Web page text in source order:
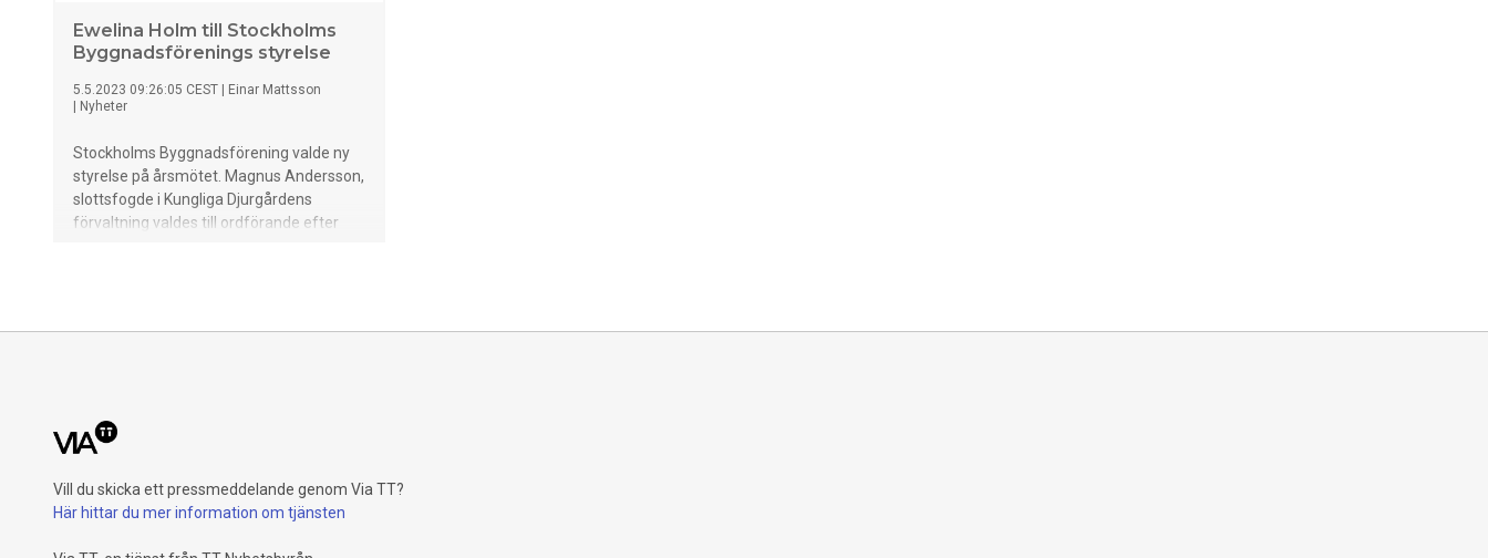
Ewelina Holm till Stockholms
Byggnadsförenings styrelse
5.5.2023 09:26:05 CEST
Einar Mattsson
Nyheter
Stockholms Byggnadsförening valde ny
styrelse på årsmötet. Magnus Andersson,
slottsfogde i Kungliga Djurgårdens
förvaltning valdes till ordförande efter
Vill du skicka ett pressmeddelande genom Via TT?
Här hittar du mer information om tjänsten